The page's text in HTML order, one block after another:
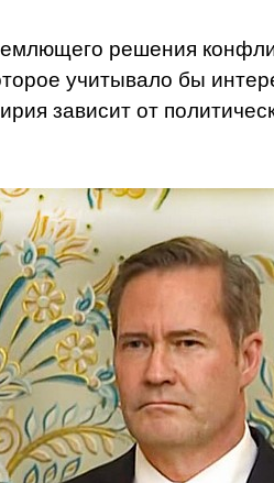
решения
учитывало бы
зависит от